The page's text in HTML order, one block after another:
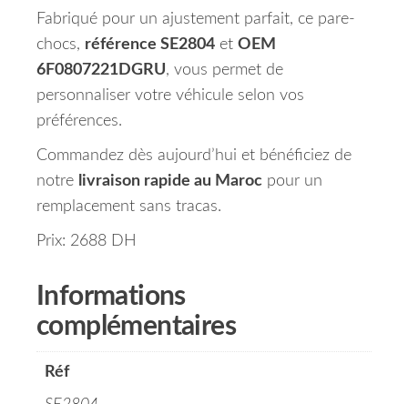
Fabriqué pour un ajustement parfait, ce pare-
chocs, référence SE2804 et OEM
6F0807221DGRU, vous permet de
personnaliser votre véhicule selon vos
préférences.
Commandez dès aujourd’hui et bénéficiez de
notre livraison rapide au Maroc pour un
remplacement sans tracas.
Prix: 2688 DH
Informations
complémentaires
Réf